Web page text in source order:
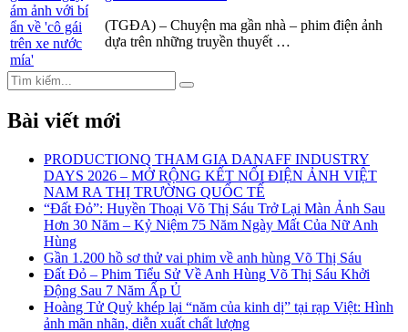
(TGĐA) – Chuyện ma gần nhà – phim điện ảnh
dựa trên những truyền thuyết …
Search
for:
Search
Bài viết mới
PRODUCTIONQ THAM GIA DANAFF INDUSTRY
DAYS 2026 – MỞ RỘNG KẾT NỐI ĐIỆN ẢNH VIỆT
NAM RA THỊ TRƯỜNG QUỐC TẾ
“Đất Đỏ”: Huyền Thoại Võ Thị Sáu Trở Lại Màn Ảnh Sau
Hơn 30 Năm – Kỷ Niệm 75 Năm Ngày Mất Của Nữ Anh
Hùng
Gần 1.200 hồ sơ thử vai phim về anh hùng Võ Thị Sáu
Đất Đỏ – Phim Tiểu Sử Về Anh Hùng Võ Thị Sáu Khởi
Động Sau 7 Năm Ấp Ủ
Hoàng Tử Quỷ khép lại “năm của kinh dị” tại rạp Việt: Hình
ảnh mãn nhãn, diễn xuất chất lượng